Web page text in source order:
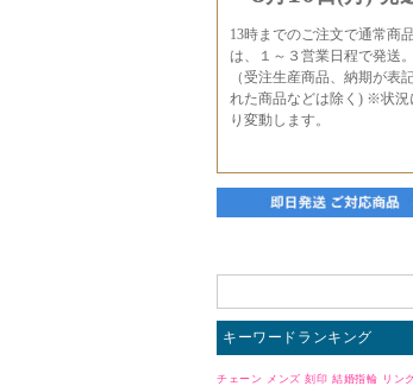
キーワードランキング
チェーン メンズ 刻印 結婚指輪 リン